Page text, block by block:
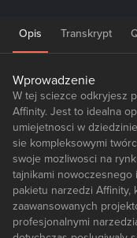
Opis Transkrypt
Wprowadzenie
W tej sciezce odkryjesz
Affinity. Jest to idealna
umiejetnosci w
sie kompleksowymi
swoje mozliwosci na
tajnikami
pakietu narzedzi Affinity,
zaawansowanych
profesjonalnymi